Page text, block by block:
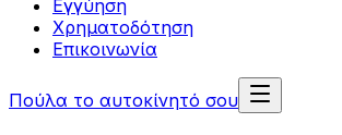
Εγγύηση
Χρηματοδότηση
Επικοινωνία
Πούλα το αυτοκίνητό σου